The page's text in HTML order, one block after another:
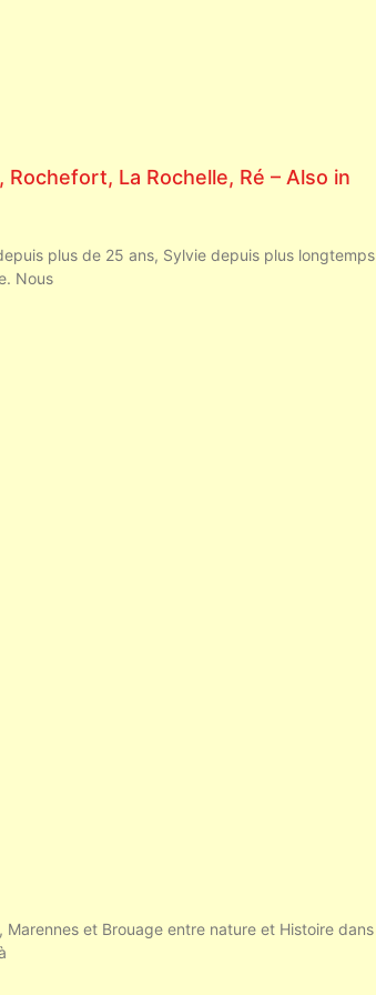
Rochefort, La Rochelle, Ré – Also in
plus de 25 ans, Sylvie depuis plus longtemps
Nous
et Brouage entre nature et Histoire dans